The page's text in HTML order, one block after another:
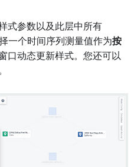
式参数以及此层中所有
一个时间序列测量值作为按
口动态更新样式。您还可以